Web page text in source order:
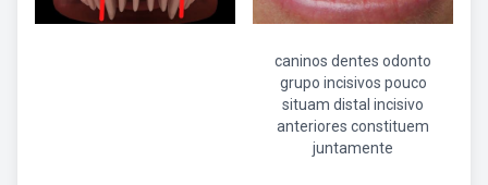
caninos dentes odonto
grupo incisivos pouco
situam distal incisivo
anteriores constituem
juntamente